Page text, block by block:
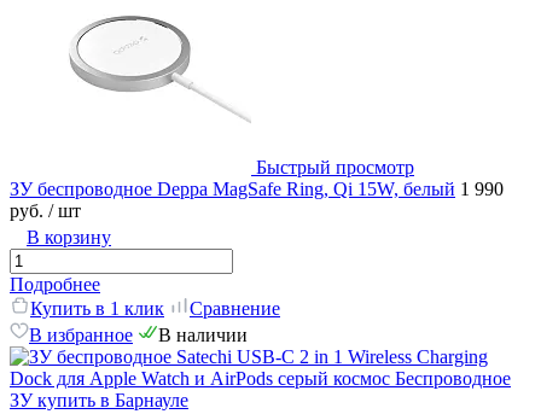
Быстрый просмотр
ЗУ беспроводное Deppa MagSafe Ring, Qi 15W, белый 1 990
руб. / шт
В корзину
Подробнее
Купить в 1 клик
Сравнение
В избранное
В наличии